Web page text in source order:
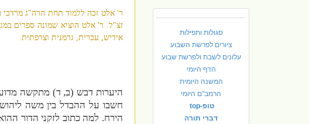
סגולות ותפילות
ציורים לפרשת השבוע
עלונים לשבת ולפרשת שבוע
הדף היומי
המשנה היומית
הרמב"ם היומי
טופ-top
דברי תורה
ר' אלט זכה ללמוד תחת הרה"ג מרדכי
זצ"ל. ר' אלט הוציא שמונה ספרים
אידיש, עברית, גרמנית וצרפתית.
היערות דבש (ב, ד) מתקשה
חשבו על ההבדל בין משה
הירח. למה כתוב לזקני הדור